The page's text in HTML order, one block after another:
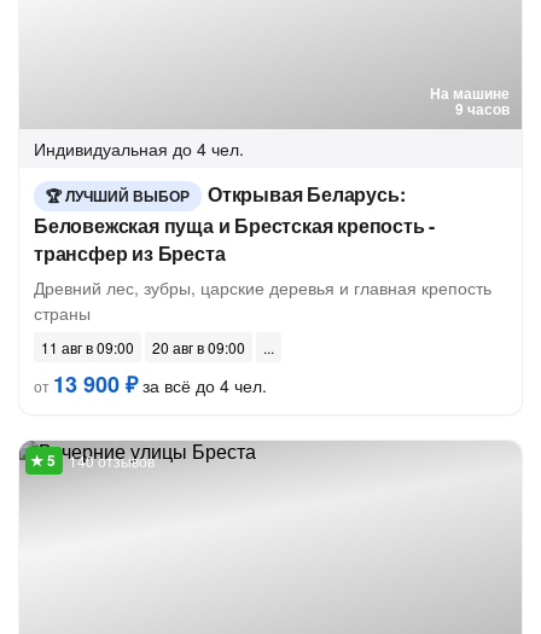
На машине
9 часов
Индивидуальная до 4 чел.
ЛУЧШИЙ ВЫБОР
Открывая Беларусь:
Беловежская пуща и Брестская крепость -
трансфер из Бреста
Древний лес, зубры, царские деревья и главная крепость
страны
11 авг в 09:00
20 авг в 09:00
от 13 900 ₽за всё до 4 чел.
140 отзывов